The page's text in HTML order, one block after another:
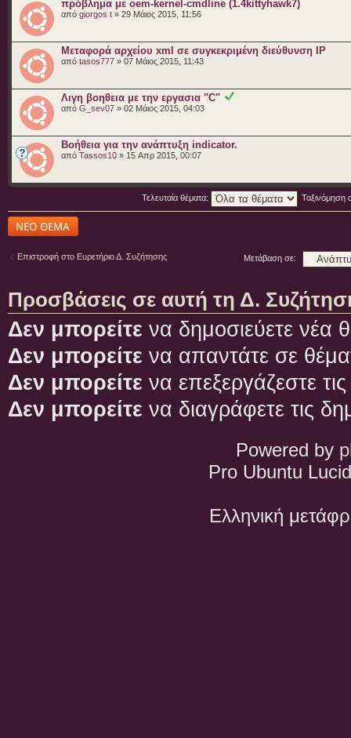
πρόβλημα με oem-kernel-cmdline (1.4kittyhawk7)
από giorgos t » 29 Μάιος 2015, 11:56
Μεταφορά αρχείου xml σε συγκεκριμένη διεύθυνση IP
από tasos777 » 07 Μάιος 2015, 11:43
Λιγη βοηθεια με την εργασια "C"
από G_sev07 » 02 Μάιος 2015, 04:03
Βοήθεια για την ανάπτυξη indicator.
από Tassos10 » 15 Απρ 2015, 00:07
Τελευταία θέματα: Ταξινόμηση
Δημιουργία νέου
θέματος
Επιστροφή στο Ευρετήριο Δ. Συζήτησης Μετάβαση σε:
Προσβάσεις σε αυτή τη Δ.
Δεν μπορείτε να δημοσιεύετε νέα
Δεν μπορείτε να απαντάτε σε
Δεν μπορείτε να επεξεργάζεστε
Δεν μπορείτε να διαγράφετε τις
Powered by
Pro Ubuntu
Ελληνική